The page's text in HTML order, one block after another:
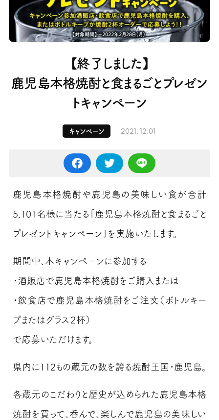
【終了しました】
鹿児島本格焼酎と食まるごとプレゼン
トキャンペーン
キャンペーン 2021.12.01
鹿児島本格焼酎や鹿児島の美味しい食が合計
5,101名様に当たる「鹿児島本格焼酎と食まるごと
プレゼントキャンペーン」を実施いたします。
期間中、本キャンペーンに参加する
・ 酒販店 で鹿児島本格焼酎を ご購入 または
・ 飲食店 で 鹿児島本格焼酎を ご注文 （ ボトルキー
プまたは グラス２杯 ）
で応募いただけます。
県内に112もの蔵元の数を誇る焼酎王国・鹿児島。
各蔵元のこだわりと歴史が込められた 鹿児島本格
焼酎を 買って、呑んで、楽しんで鹿児島の美味しい